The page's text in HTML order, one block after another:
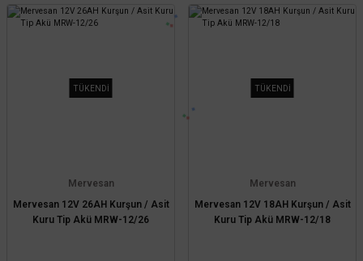
TÜKENDİ
Mervesan
Mervesan 12V 26AH Kurşun / Asit
Kuru Tip Akü MRW-12/26
TÜKENDİ
Mervesan
Mervesan 12V 18AH Kurşun / Asit
Kuru Tip Akü MRW-12/18